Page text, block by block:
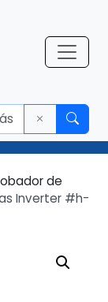
de
Inverter #h-